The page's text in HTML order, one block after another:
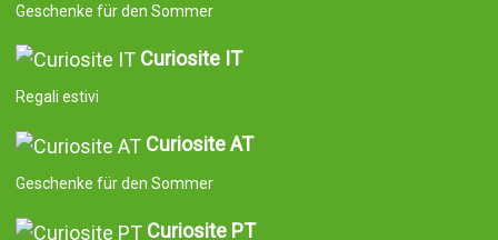
Geschenke für den Sommer
Curiosite IT
Regali estivi
Curiosite AT
Geschenke für den Sommer
Curiosite PT